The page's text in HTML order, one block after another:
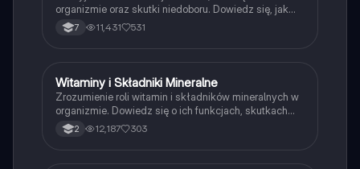
organizmie oraz skutki niedoboru. Dowiedz się, jak
witaminy B, C, D, E, A i K wpływają na zdrowie, a także
jakie są objawy ich niedoboru. Idealne dla studentów
7 11,431 531
Biologia
Witaminy i Składniki Mineralne
Zrozumienie roli witamin i składników mineralnych w
organizmie. Dowiedz się o ich funkcjach, skutkach
niedoboru oraz źródłach pokarmowych. Kluczowe
informacje dotyczące witamin A, D, E, K oraz
2 12,187 303